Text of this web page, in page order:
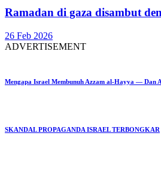
Ramadan di gaza disambut
26 Feb 2026
ADVERTISEMENT
Mengapa Israel Membunuh Azzam al-Hayya — Dan
SKANDAL PROPAGANDA ISRAEL TERBONGKAR